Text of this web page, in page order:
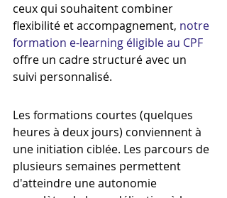
ceux qui souhaitent combiner
flexibilité et accompagnement, notre
formation e-learning éligible au CPF
offre un cadre structuré avec un
suivi personnalisé.
Les formations courtes (quelques
heures à deux jours) conviennent à
une initiation ciblée. Les parcours de
plusieurs semaines permettent
d'atteindre une autonomie